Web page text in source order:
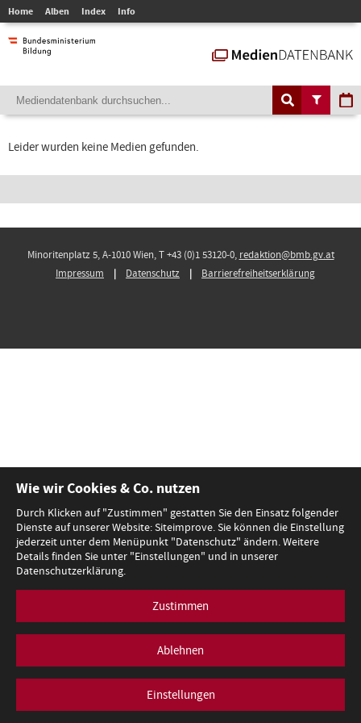
Home Alben Index Info
Leider wurden keine Medien gefunden.
Minoritenplatz 5, A-1010 Wien, T +43 (0)1 53120-0, redaktion@bmb.gv.at
Impressum
Datenschutz Barrierefreiheitserklärung
Wie wir Cookies & Co. nutzen
Durch Klicken auf "Zustimmen" gestatten Sie den Einsatz folgender
Dienste auf unserer Website: Siteimprove. Sie können die Einstellung
jederzeit unter dem Menüpunkt "Datenschutz" ändern. Weitere
Details finden Sie unter "Einstellungen" und in unserer
Datenschutzerklärung.
Zustimmen
Ablehnen
Einstellungen